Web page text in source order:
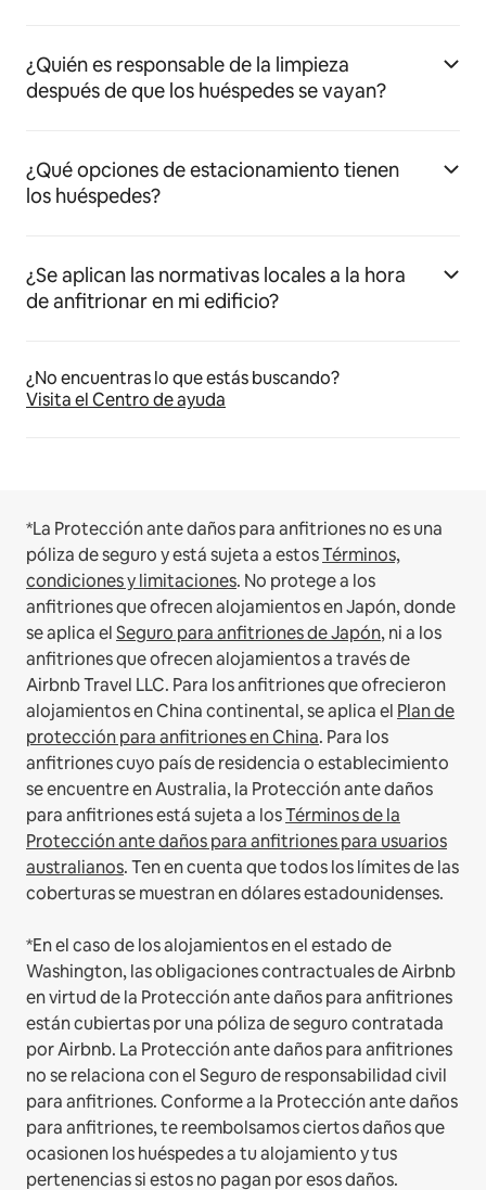
¿Quién es responsable de la limpieza
después de que los huéspedes se vayan?
¿Qué opciones de estacionamiento tienen
los huéspedes?
¿Se aplican las normativas locales a la hora
de anfitrionar en mi edificio?
¿No encuentras lo que estás buscando?
Visita el Centro de ayuda
*La Protección ante daños para anfitriones no es una
póliza de seguro y está sujeta a estosTérminos,
condiciones y limitaciones. No protege a los
anfitriones que ofrecen alojamientos en Japón, donde
se aplica elSeguro para anfitriones de Japón, ni a los
anfitriones que ofrecen alojamientos a través de
Airbnb Travel LLC. Para los anfitriones que ofrecieron
alojamientos en China continental, se aplica el Plan de
protección para anfitriones en China. Para los
anfitriones cuyo país de residencia o establecimiento
se encuentre en Australia, la Protección ante daños
para anfitriones está sujeta a losTérminos de la
Protección ante daños para anfitriones para usuarios
australianos. Ten en cuenta que todos los límites de las
coberturas se muestran en dólares estadounidenses.
*En el caso de los alojamientos en el estado de
Washington, las obligaciones contractuales de Airbnb
en virtud de la Protección ante daños para anfitriones
están cubiertas por una póliza de seguro contratada
por Airbnb. La Protección ante daños para anfitriones
no se relaciona con el Seguro de responsabilidad civil
para anfitriones. Conforme a la Protección ante daños
para anfitriones, te reembolsamos ciertos daños que
ocasionen los huéspedes a tu alojamiento y tus
pertenencias si estos no pagan por esos daños.